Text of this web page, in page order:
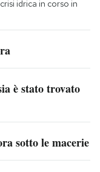
idrica in corso in
è stato trovato
sotto le macerie